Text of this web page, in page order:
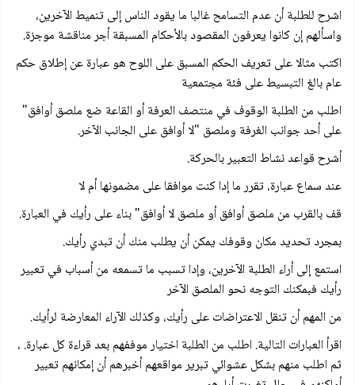
اشرح للطلبة أن عدم التسامح غالبا ما يقود الناس إلى تنميط الآخرين،
واسألهم إن كانوا يعرفون المقصود بالأحكام المسبقة أجر مناقشة موجزة.
اكتب مثالا على تعريف الحكم المسبق على اللوح هو عبارة عن إطلاق حكم
عام بالغ التبسيط على فئة مجتمعية
اطلب من الطلبة الوقوف في منتصف العرفة أو القاعة ضع ملصق أوافق"
على أحد جوانب الغرفة وملصق "لا أوافق على الجانب الآخر.
أشرح قواعد نشاط التعبير بالحركة.
عند سماع عبارة، تقرر ما إدا كنت موافقا على مضمونها أم لا
قف بالقرب من ملصق أوافق أو ملصق لا أوافق" بناء على رأيك في العبارة.
بمجرد تحديد مكان وقوفك يمكن أن يطلب منك أن تبدي رأيك.
استمع إلى أراء الطلبة الآخرين، وإدا تسبب ما تسمعه من أسباب في تعبير
رأيك فبمكنك التوجه نحو الملصق الآخر
من المهم أن تنقل الاعتراضات على رأيك، وكذلك الآراء المعارضة لرأيك.
اقرأ العبارات التالية. اطلب من الطلبة اختيار موففهم بعد قراءة كل عبارة. ،
ثم اطلب منهم بشكل عشوائي تبرير مواقعهم أخبرهم أن إمكانهم تعبير